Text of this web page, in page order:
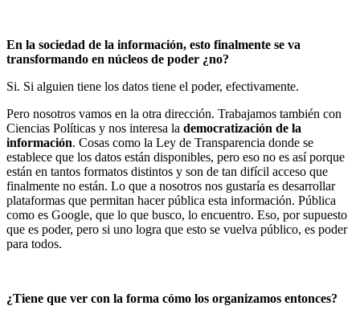
En la sociedad de la información, esto finalmente se va
transformando en núcleos de poder ¿no?
Si. Si alguien tiene los datos tiene el poder, efectivamente.
Pero nosotros vamos en la otra dirección. Trabajamos también con
Ciencias Políticas y nos interesa la democratización de la
información. Cosas como la Ley de Transparencia donde se
establece que los datos están disponibles, pero eso no es así porque
están en tantos formatos distintos y son de tan difícil acceso que
finalmente no están. Lo que a nosotros nos gustaría es desarrollar
plataformas que permitan hacer pública esta información. Pública
como es Google, que lo que busco, lo encuentro. Eso, por supuesto
que es poder, pero si uno logra que esto se vuelva público, es poder
para todos.
¿Tiene que ver con la forma cómo los organizamos entonces?